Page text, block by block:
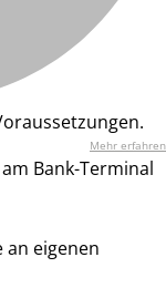
Mehr erfahren
Bank-Terminal
an eigenen